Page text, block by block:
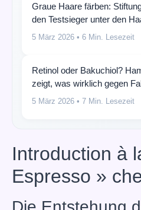
Graue Haare färben:
den Testsieger unter den
5 März 2026 • 6 Min. Lesezeit
Retinol oder Bakuchiol?
zeigt, was wirklich gegen
5 März 2026 • 7 Min. Lesezeit
Introduction à
Espresso »